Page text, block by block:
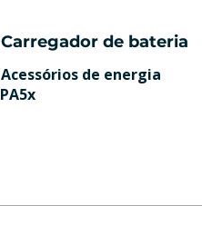
Carregador de bateria
Acessórios de energia
PA5x